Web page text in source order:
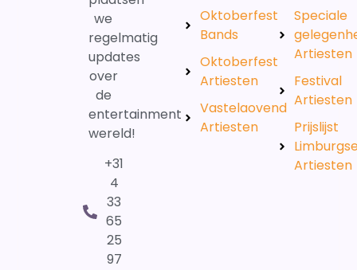
we
regelmatig
updates
over
de
entertainment
wereld!
+31
4
33
65
25
97
Oktoberfest
Bands
Oktoberfest
Artiesten
Vastelaovend
Artiesten
Speciale
Artiesten
Festival
Artiesten
Prijslijst
Artiesten